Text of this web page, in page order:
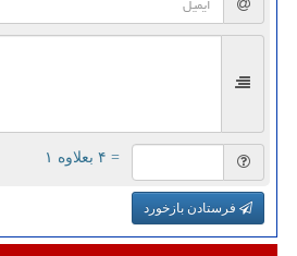
= ۴ بعلاوه ۱
فرستادن بازخورد